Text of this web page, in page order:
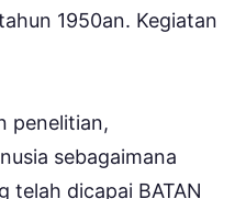
1950an. Kegiatan
penelitian,
sebagaimana
dicapai BATAN